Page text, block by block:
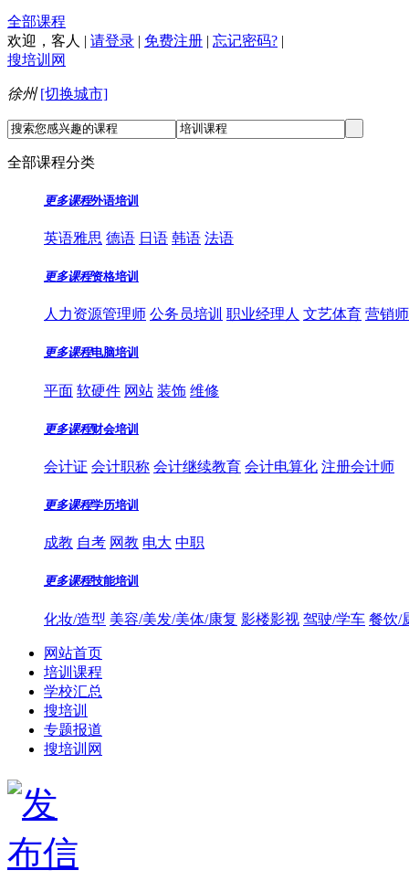
全部课程
欢迎， 客人 | 请登录 | 免费注册 | 忘记密码? |
搜培训网
徐州 [切换城市]
全部课程分类
更多课程外语培训
英语雅思 德语 日语 韩语 法语
更多课程资格培训
人力资源管理师 公务员培训 职业经理人 文艺体育 营销
更多课程电脑培训
平面 软硬件 网站 装饰 维修
更多课程财会培训
会计证 会计职称 会计继续教育 会计电算化 注册会计师
更多课程学历培训
成教 自考 网教 电大 中职
更多课程技能培训
化妆/造型 美容/美发/美体/康复 影楼影视 驾驶/学车 餐饮/
网站首页
培训课程
学校汇总
搜培训
专题报道
搜培训网